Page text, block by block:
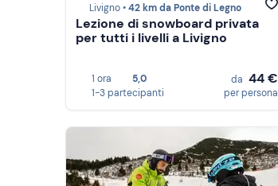
Livigno •42 km da Ponte di Legno
Lezione di snowboard privata
per tutti i livelli a Livigno
1 ora
5,0
1-3 partecipanti
da 44 €
per persona